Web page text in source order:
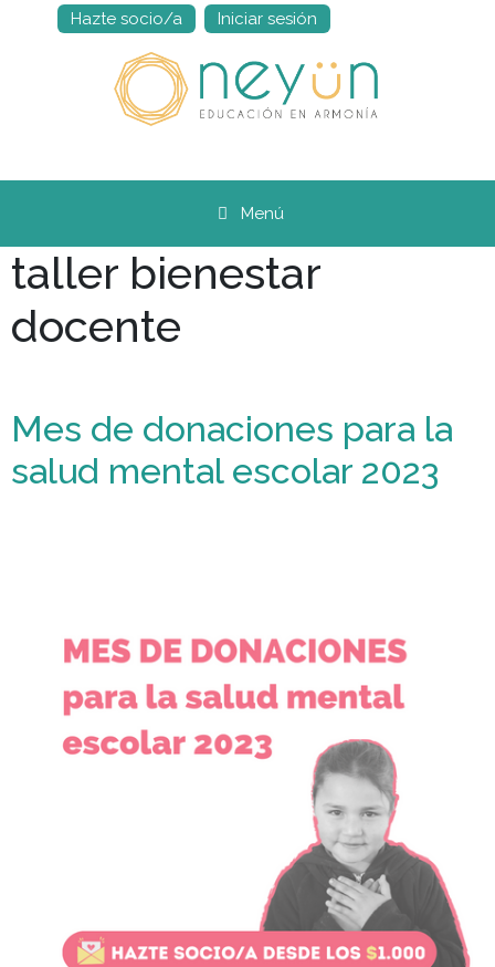
Hazte socio/a Iniciar sesión
Menú
taller bienestar
docente
Mes de donaciones para la
salud mental escolar 2023